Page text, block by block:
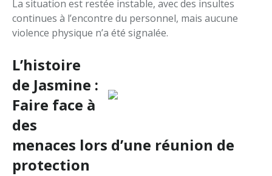
La situation est restée instable, avec des insultes
continues à l’encontre du personnel, mais aucune
violence physique n’a été signalée.
L’histoire
de Jasmine :
Faire face à
des
menaces lors d’une réunion de
protection